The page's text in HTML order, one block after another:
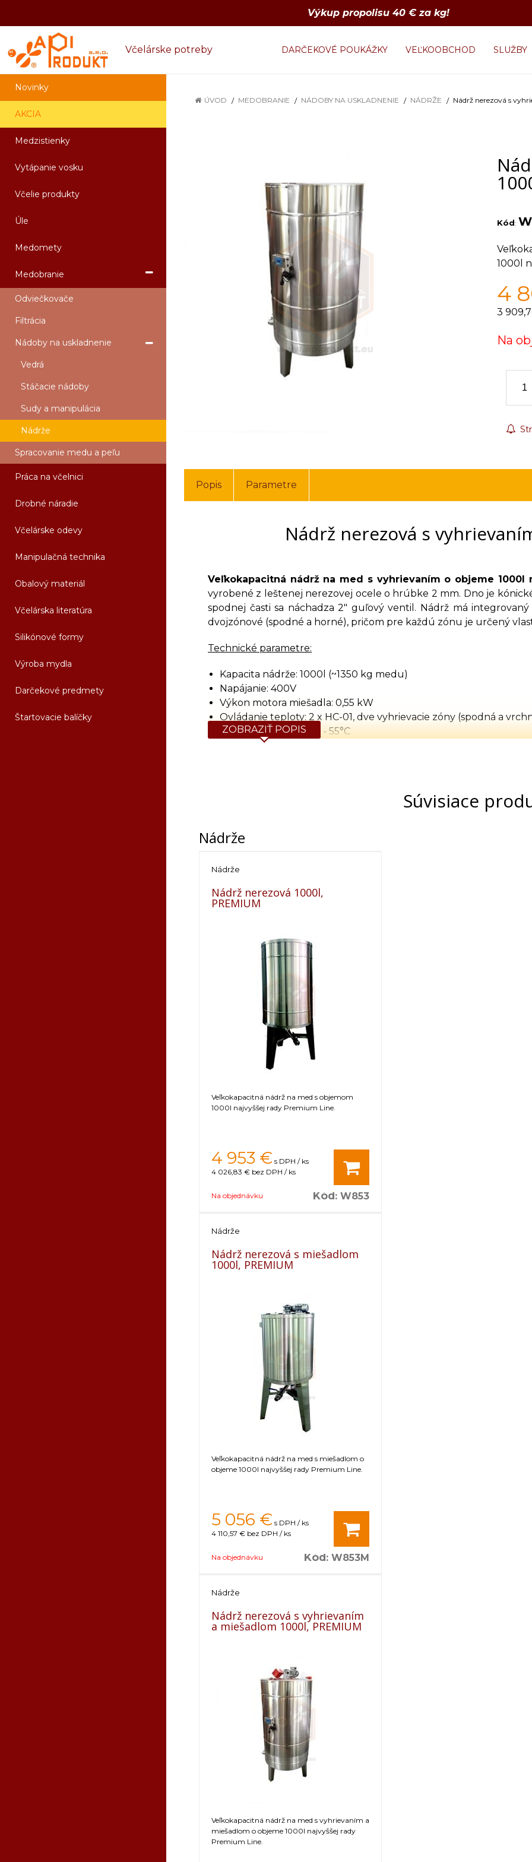
Výkup propolisu 40 € za kg!
Včelárske potreby DARČEKOVÉ POUKÁŽKY VEĽKOOBCHOD SLUŽBY
Novinky
AKCIA
Medzistienky
Vytápanie vosku
Včelie produkty
Úle
Medomety
Medobranie
Odviečkovače
Filtrácia
Nádoby na uskladnenie
Vedrá
Stáčacie nádoby
Sudy a manipulácia
Nádrže
Spracovanie medu a peľu
Práca na včelnici
Drobné náradie
Včelárske odevy
Manipulačná technika
Obalový materiál
Včelárska literatúra
Silikónové formy
Výroba mydla
Darčekové predmety
Štartovacie balíčky
ÚVOD MEDOBRANIE NÁDOBY NA USKLADNENIE NÁDRŽE Nádrž nerezová s
Kód:
1000l
4
3
Na
Popis Parametre
Nádrž nerezová s
Veľkokapacitná nádrž na med s vyhrievaním o objeme 1000l
vyrobené z leštenej nerezovej ocele o hrúbke 2 mm. Dno je
spodnej časti sa náchadza 2" guľový ventil. Nádrž má
dvojzónové (spodné a horné), pričom pre každú zónu je určený
Technické parametre:
Kapacita nádrže: 1000l (~1350 kg medu)
Napájanie: 400V
Výkon motora miešadla: 0,55 kW
Ovládanie teploty: 2 x HC-01, dve vyhrievacie zóny (spodná a
Regulácia teploty: 30 - 55°C
Výpustný ventil: 2" guľový ventil
Tovar, ktorý nie je uvádzaný ako tovar skladom, vieme
ZOBRAZIŤ POPIS
Súvisiace
Nádrže
Nádrže
Nádrž nerezová 1000l,
PREMIUM
Veľkokapacitná nádrž na med s objemom
1000l najvyššej rady Premium Line.
4 953 € s DPH / ks
4 026,83 € bez DPH / ks
Na objednávku Kód: W853
Nádrže
Nádrž nerezová s miešadlom
1000l, PREMIUM
Veľkokapacitná nádrž na med s miešadlom o
objeme 1000l najvyššej rady Premium Line.
5 056 € s DPH / ks
4 110,57 € bez DPH / ks
Na objednávku Kód: W853M
Nádrže
Nádrž nerezová s vyhrievaním
a miešadlom 1000l, PREMIUM
Veľkokapacitná nádrž na med s vyhrievaním a
miešadlom o objeme 1000l najvyššej rady
Premium Line.